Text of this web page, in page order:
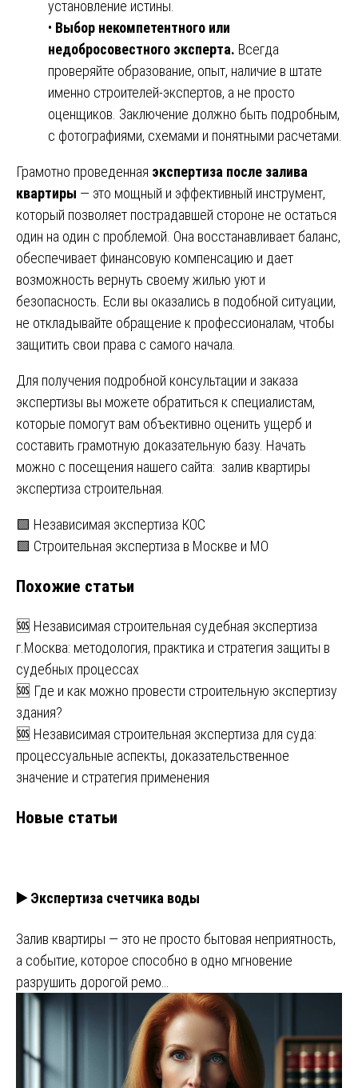
установление истины.
• Выбор некомпетентного или
недобросовестного эксперта. Всегда
проверяйте образование, опыт, наличие в штате
именно строителей-экспертов, а не просто
оценщиков. Заключение должно быть подробным,
с фотографиями, схемами и понятными расчетами.
Грамотно проведенная экспертиза после залива
квартиры — это мощный и эффективный инструмент,
который позволяет пострадавшей стороне не остаться
один на один с проблемой. Она восстанавливает баланс,
обеспечивает финансовую компенсацию и дает
возможность вернуть своему жилью уют и
безопасность. Если вы оказались в подобной ситуации,
не откладывайте обращение к профессионалам, чтобы
защитить свои права с самого начала.
Для получения подробной консультации и заказа
экспертизы вы можете обратиться к специалистам,
которые помогут вам объективно оценить ущерб и
составить грамотную доказательную базу. Начать
можно с посещения нашего сайта: залив квартиры
экспертиза строительная
Навигация
записям
🟩 Независимая экспертиза КОС
🟩 Строительная экспертиза в Москве и МО
Похожие статьи
🆘 Независимая строительная судебная экспертиза
г.Москва: методология, практика и стратегия защиты в
судебных процессах
🆘 Где и как можно провести строительную экспертизу
здания?
🆘 Независимая строительная экспертиза для суда:
процессуальные аспекты, доказательственное
значение и стратегия применения
Новые статьи
▶️ Экспертиза счетчика воды
Залив квартиры — это не просто бытовая неприятность,
а событие, которое способно в одно мгновение
разрушить дорогой ремо…